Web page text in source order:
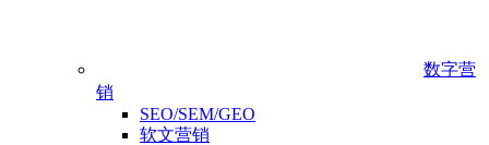
数字营
销
SEO/SEM/GEO
软文营销